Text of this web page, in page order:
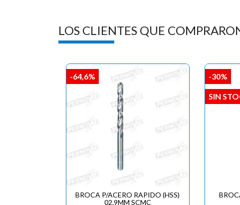
LOS CLIENTES QUE
BROCA P/ACERO RAPIDO (HSS)
02.9MM SCMC
-64,6% -30%
SIN